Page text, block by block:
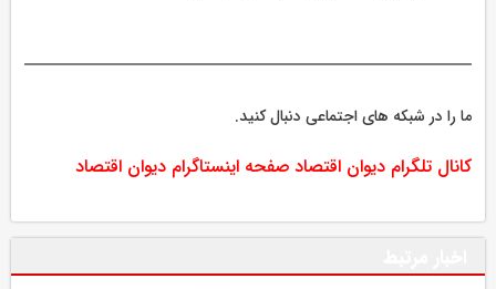
ما را در شبکه های اجتماعی دنبال کنید.
کانال تلگرام دیوان اقتصاد صفحه اینستاگرام دیوان اقتصاد